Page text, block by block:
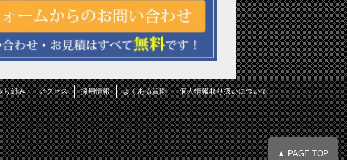
▲ PAGE TOP
り組み アクセス 採用情報 よくある質問 個人情報取り扱いについて